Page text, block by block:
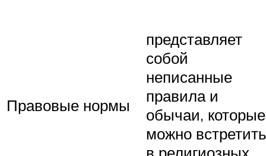
Правовые нормы
представляет
собой
неписанные
правила и
обычаи, которые
можно встретить